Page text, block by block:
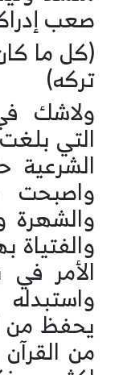
صعب
(كل ما
تركه)
ولاشك
التي
واصبحت
والشهرة
والفتياة
الأمر
يحفظ من
من